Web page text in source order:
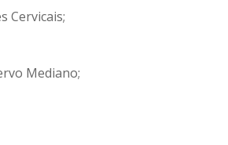
Cervicais;
Mediano;